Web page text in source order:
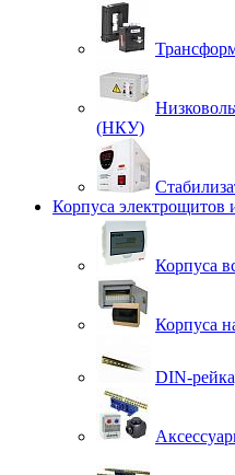
(НКУ)
Корпуса
Корпуса
Корпуса
DIN-